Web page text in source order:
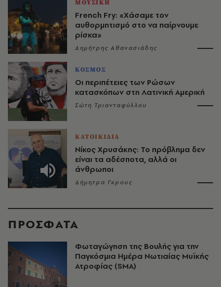
ΜΟΥΣΙΚΗ
French Fry: «Χάσαμε τον
αυθορμητισμό στο να παίρνουμε
ρίσκα»
Δημήτρης Αθανασιάδης
ΚΟΣΜΟΣ
Οι περιπέτειες των Ρώσων
κατασκόπων στη Λατινική Αμερική
Σώτη Τριανταφύλλου
ΚΑΤΟΙΚΙΔΙΑ
Νίκος Χρυσάκης: Το πρόβλημα δεν
είναι τα αδέσποτα, αλλά οι
άνθρωποι
Δήμητρα Γκρους
ΠΡΟΣΦΑΤΑ
Φωταγώγηση της Βουλής για την
Παγκόσμια Ημέρα Νωτιαίας Μυϊκής
Ατροφίας (SMA)